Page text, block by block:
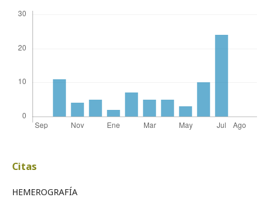
Citas
HEMEROGRAFÍA